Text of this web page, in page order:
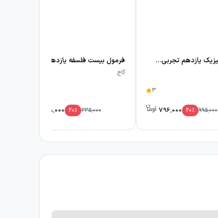
همچنین تست‌های چالشی و سطح بالای هر
آی کیو فیزیک یازدهم تجربی گاج
3
995,000
20٪ 796,000
گاج
235,000
20٪ 188,000